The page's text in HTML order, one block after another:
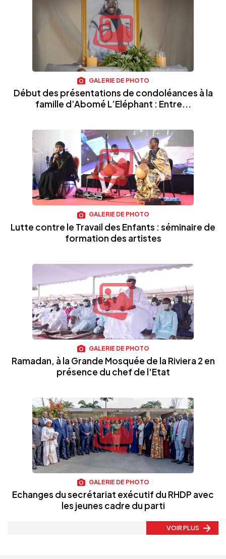
GALERIE DE PHOTO
Début des présentations de condoléances à la
famille d’Abomé L’Eléphant : Entre...
GALERIE DE PHOTO
Lutte contre le Travail des Enfants : séminaire de
formation des artistes
GALERIE DE PHOTO
Ramadan, à la Grande Mosquée de la Riviera 2 en
présence du chef de l'Etat
GALERIE DE PHOTO
Echanges du secrétariat exécutif du RHDP avec
les jeunes cadre du parti
VOIR PLUS